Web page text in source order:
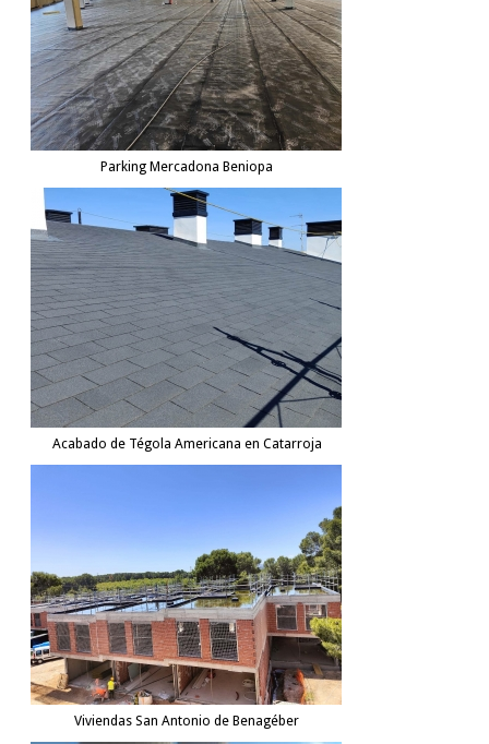
Parking Mercadona Beniopa
Acabado de Tégola Americana en Catarroja
Viviendas San Antonio de Benagéber